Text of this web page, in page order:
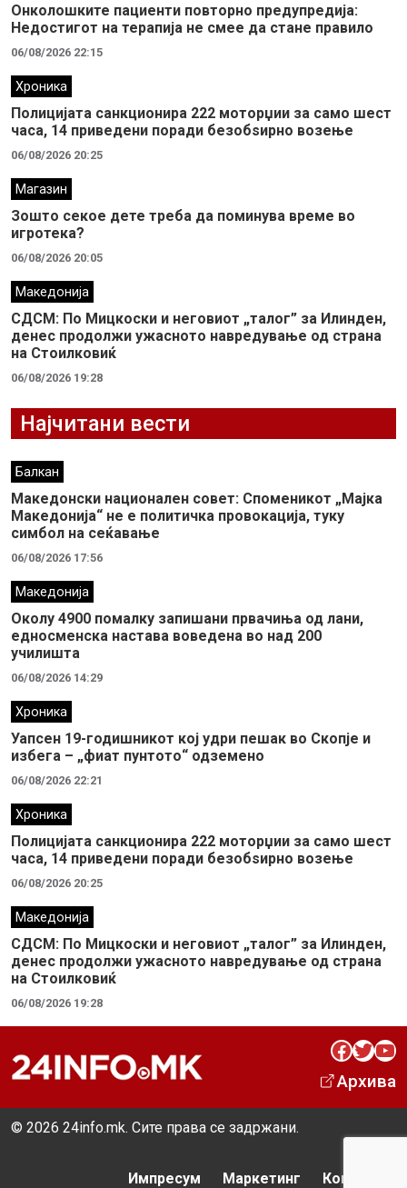
Онколошките пациенти повторно предупредија:
Недостигот на терапија не смее да стане правило
06/08/2026 22:15
Хроника
Полицијата санкционира 222 моторџии за само шест
часа, 14 приведени поради безобѕирно возење
06/08/2026 20:25
Магазин
Зошто секое дете треба да поминува време во
игротека?
06/08/2026 20:05
Македонија
СДСМ: По Мицкоски и неговиот „талог” за Илинден,
денес продолжи ужасното навредување од страна
на Стоилковиќ
06/08/2026 19:28
Најчитани вести
Балкан
Македонски национален совет: Споменикот „Мајка
Македонија“ не е политичка провокација, туку
симбол на сеќавање
06/08/2026 17:56
Македонија
Околу 4900 помалку запишани првачиња од лани,
едносменска настава воведена во над 200
училишта
06/08/2026 14:29
Хроника
Уапсен 19-годишникот кој удри пешак во Скопје и
избега – „фиат пунтото“ одземено
06/08/2026 22:21
Хроника
Полицијата санкционира 222 моторџии за само шест
часа, 14 приведени поради безобѕирно возење
06/08/2026 20:25
Македонија
СДСМ: По Мицкоски и неговиот „талог” за Илинден,
денес продолжи ужасното навредување од страна
на Стоилковиќ
06/08/2026 19:28
Facebook Twitter YouTube
Архива
© 2026 24info.mk. Сите права се задржани.
Импресум Маркетинг Контакт